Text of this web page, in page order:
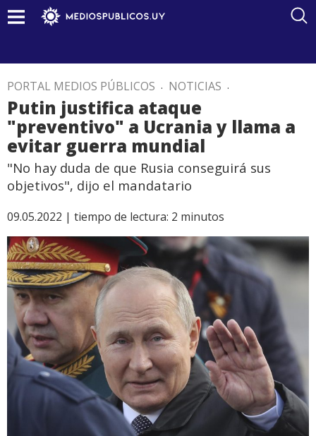
PORTAL MEDIOS PÚBLICOS . NOTICIAS .
Putin justifica ataque
"preventivo" a Ucrania y llama a
evitar guerra mundial
"No hay duda de que Rusia conseguirá sus
objetivos", dijo el mandatario
09.05.2022 | tiempo de lectura: 2 minutos